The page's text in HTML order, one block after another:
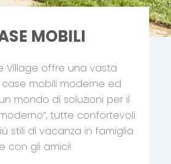
MOBILI
Village offre una vasta
mobili moderne ed
mondo di soluzioni per il
tutte confortevoli
stili di vacanza in famiglia
e con gli amici!